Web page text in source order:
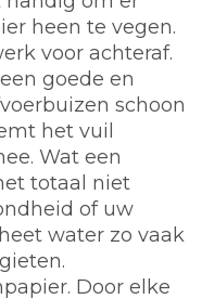
heen te vegen.
voor achteraf.
goede en
schoon
het vuil
Wat een
totaal niet
of uw
water zo vaak
Door elke